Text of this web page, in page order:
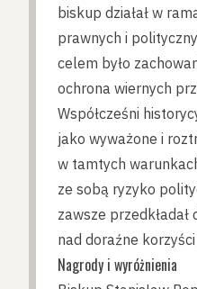
biskup działał w
prawnych i
celem było
ochrona wiernych
Współcześni
jako wyważone i
w tamtych
ze sobą ryzyko
zawsze
nad doraźne
Nagrody i wyróżnienia